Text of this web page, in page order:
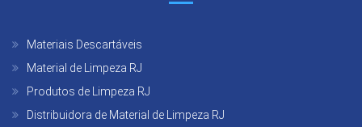
Materiais Descartáveis
Material de Limpeza RJ
Produtos de Limpeza RJ
Distribuidora de Material de Limpeza RJ